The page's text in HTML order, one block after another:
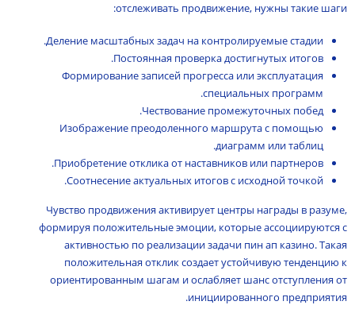
отслеживать продвижение, нужны такие шаги:
Деление масштабных задач на контролируемые стадии.
Постоянная проверка достигнутых итогов.
Формирование записей прогресса или эксплуатация
специальных программ.
Чествование промежуточных побед.
Изображение преодоленного маршрута с помощью
диаграмм или таблиц.
Приобретение отклика от наставников или партнеров.
Соотнесение актуальных итогов с исходной точкой.
Чувство продвижения активирует центры награды в разуме,
формируя положительные эмоции, которые ассоциируются с
активностью по реализации задачи пин ап казино. Такая
положительная отклик создает устойчивую тенденцию к
ориентированным шагам и ослабляет шанс отступления от
инициированного предприятия.